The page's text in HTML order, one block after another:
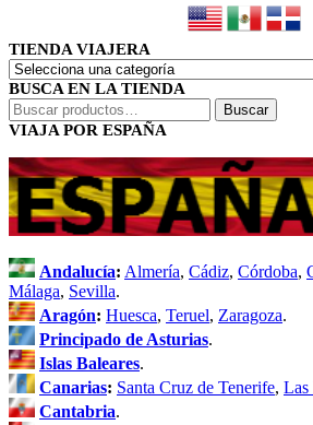
TIENDA VIAJERA
BUSCA EN LA TIENDA
Buscar
por:
Buscar
VIAJA POR ESPAÑA
Andalucía: Almería, Cádiz, Córdoba,
Málaga, Sevilla.
Aragón: Huesca, Teruel, Zaragoza.
Principado de Asturias.
Islas Baleares.
Canarias: Santa Cruz de Tenerife, Las
Cantabria.